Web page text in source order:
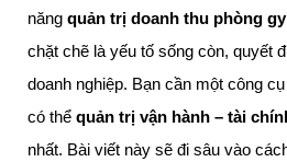
năng quản trị doanh thu phòng
chặt chẽ là yếu tố sống còn, quyết
doanh nghiệp. Bạn cần một công
có thể quản trị vận hành – tài
nhất. Bài viết này sẽ đi sâu vào